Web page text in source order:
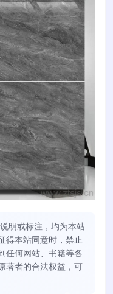
明或标注，均为本站
得本站同意时，禁止
任何网站、书籍等各
著者的合法权益，可